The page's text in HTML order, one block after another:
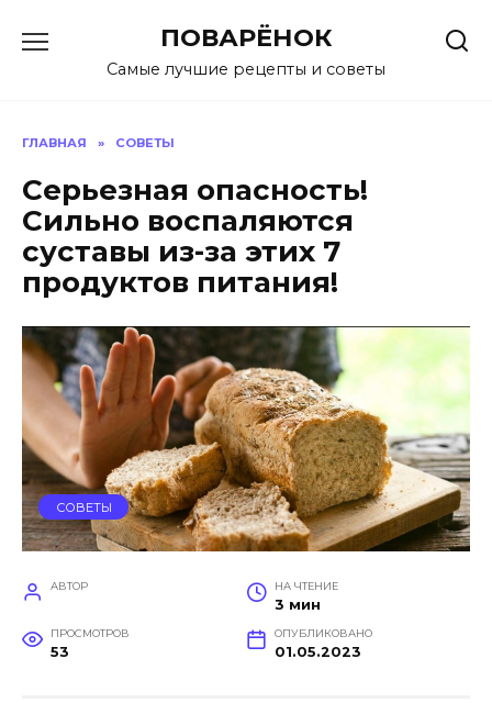
содержанию
ПОВАРЁНОК
Самые лучшие рецепты и советы
ГЛАВНАЯ » СОВЕТЫ
Серьезная опасность!
Сильно воспаляются
суставы из-за этих 7
продуктов питания!
СОВЕТЫ
АВТОР НА ЧТЕНИЕ
3 мин
ПРОСМОТРОВ
53
ОПУБЛИКОВАНО
01.05.2023